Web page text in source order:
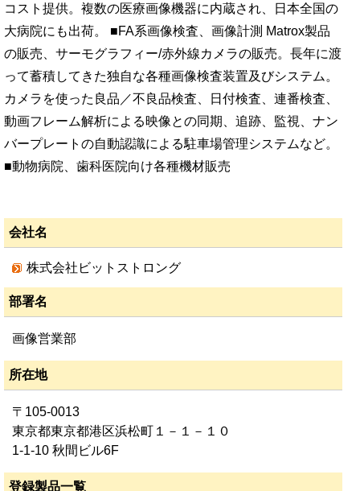
コスト提供。複数の医療画像機器に内蔵され、日本全国の
大病院にも出荷。 ■FA系画像検査、画像計測 Matrox製品
の販売、サーモグラフィー/赤外線カメラの販売。長年に渡
って蓄積してきた独自な各種画像検査装置及びシステム。
カメラを使った良品／不良品検査、日付検査、連番検査、
動画フレーム解析による映像との同期、追跡、監視、ナン
バープレートの自動認識による駐車場管理システムなど。
■動物病院、歯科医院向け各種機材販売
会社名
株式会社ビットストロング
部署名
画像営業部
所在地
〒105-0013
東京都東京都港区浜松町１－１－１０
1-1-10 秋間ビル6F
登録製品一覧